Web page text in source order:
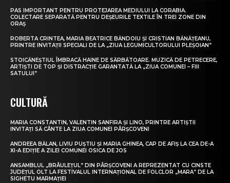
PAS IMPORTANT PENTRU PROTEJAREA MEDIULUI LA CORABIA.
COLECTARE SEPARATĂ PENTRU DEȘEURILE TEXTILE ÎN TREI ZONE DIN
ORAȘ
ROBERTA CRINTEA, MARIA BEATRICE BĂNDOIU ȘI CRISTIAN BĂNĂȚEANU,
PRINTRE INVITAȚII SPECIALI DE LA „ZIUA LEGUMICULTORULUI PLEȘOIAN”
STOICĂNEȘTIUL ÎMBRACĂ HAINE DE SĂRBĂTOARE. MUZICĂ DE PETRECERE,
ARTIȘTI DE TOP ȘI DISTRACȚIE GARANTATĂ LA „ZIUA COMUNEI – FIII
SATULUI”
CULTURĂ
MARIA CONSTANTIN, VALENTIN SANFIRA ȘI LINO, PRINTRE ARTIȘTII
INVITAȚI SĂ CÂNTE LA ZIUA COMUNEI PÂRȘCOVENI
ANDREEA BĂLAN, LIVIU PUȘTIU ȘI MARIA GHINEA, CAP DE AFIȘ LA CEA DE-A
XI-A EDIȚIE A ZILEI COMUNEI OSICA DE JOS
ANSAMBLUL „BRÂULEȚUL” DIN PÂRȘCOVENI A REPREZENTAT CU CINSTE
JUDEȚUL OLT LA FESTIVALUL INTERNAȚIONAL DE FOLCLOR „MARA” DE LA
SIGHETU MARMAȚIEI